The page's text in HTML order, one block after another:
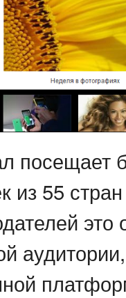
посещает
из 55
это